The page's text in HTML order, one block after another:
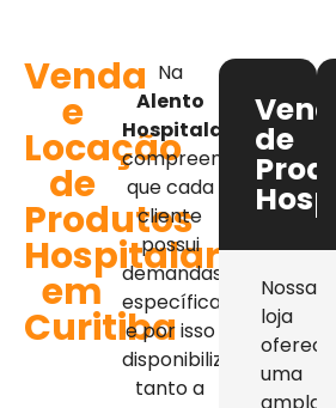
Venda
e
Locação
de
Produtos
Hospitalares
em
Curitiba
Na
Alento
Hospitalar
compreendemos
que cada
cliente
possui
demandas
específicas,
e por isso
disponibilizamos
tanto a
de
Nossa
loja
oferece
uma
ampla